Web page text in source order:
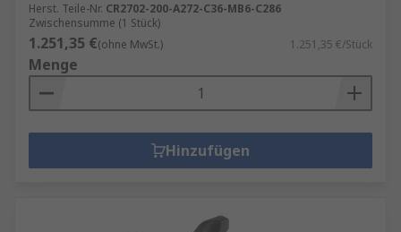
Herst. Teile-Nr. CR2702-200-A272-C36-MB6-C286
Zwischensumme (1 Stück)
1.251,35 €(ohne MwSt.) 1.251,35 €/Stück
Menge
Hinzufügen